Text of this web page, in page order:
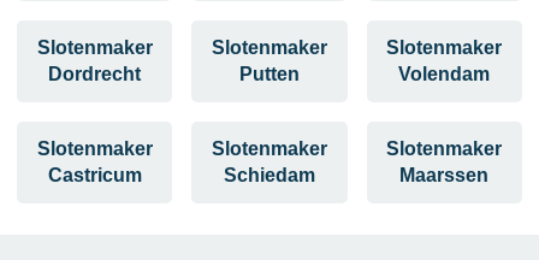
Slotenmaker
Dordrecht
Slotenmaker
Putten
Slotenmaker
Volendam
Slotenmaker
Castricum
Slotenmaker
Schiedam
Slotenmaker
Maarssen